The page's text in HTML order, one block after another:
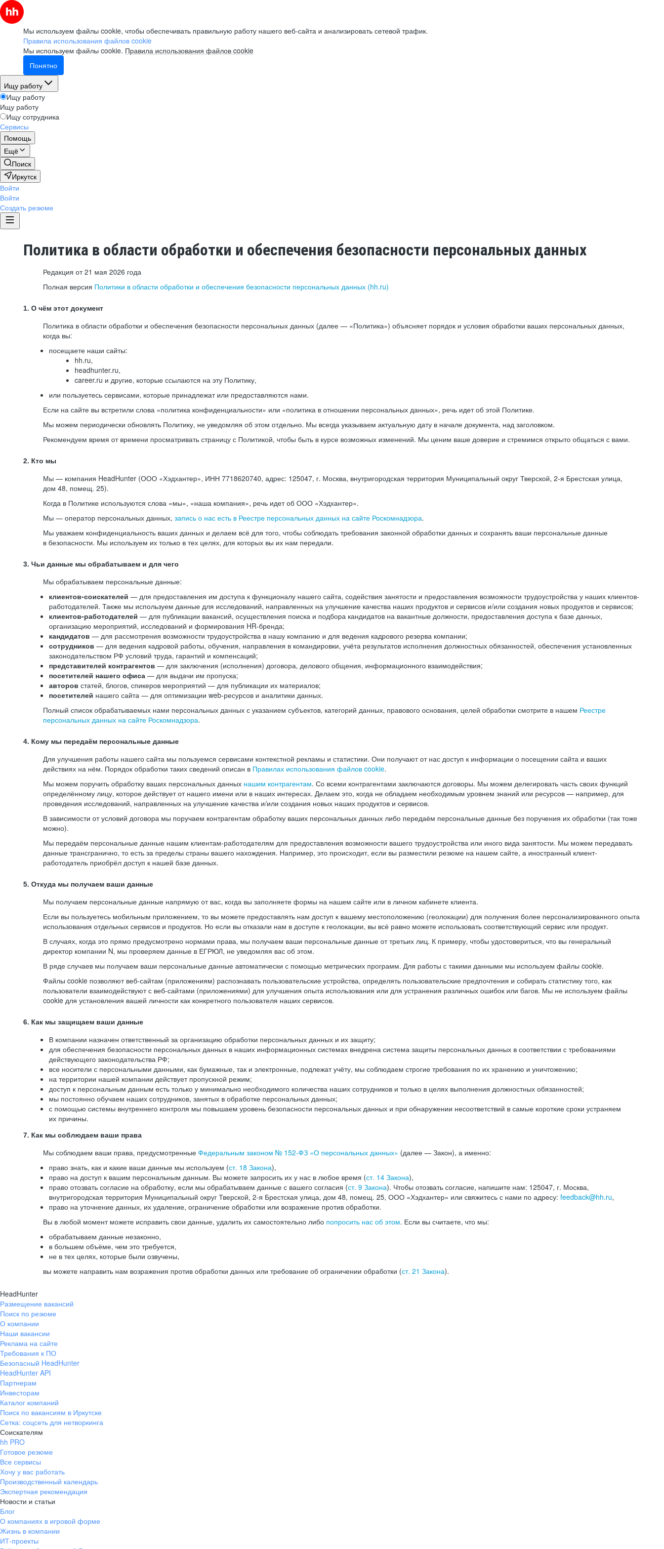
Мы используем файлы cookie, чтобы обеспечивать правильную работу нашего веб-сайта и анализировать сетевой трафик.
Правила использования файлов cookie
Мы используем файлы cookie. Правила использования файлов cookie
Понятно
Ищу работу
Ищу работу
Ищу работу
Ищу сотрудника
Сервисы
Помощь
Ещё
Поиск
Иркутск
Войти
Войти
Создать резюме
Политика в области обработки и обеспечения безопасности персональных данных
Редакция от 21 мая 2026 года
Полная версия Политики в области обработки и обеспечения безопасности персональных данных (hh.ru)
1. О чём этот документ
Политика в области обработки и обеспечения безопасности персональных данных (далее — «Политика») объясняет порядок и условия обработки ваших персональных данных,
когда вы:
посещаете наши сайты:
hh.ru,
headhunter.ru,
career.ru и другие, которые ссылаются на эту Политику,
или пользуетесь сервисами, которые принадлежат или предоставляются нами.
Если на сайте вы встретили слова «политика конфиденциальности» или «политика в отношении персональных данных», речь идет об этой Политике.
Мы можем периодически обновлять Политику, не уведомляя об этом отдельно. Мы всегда указываем актуальную дату в начале документа, над заголовком.
Рекомендуем время от времени просматривать страницу с Политикой, чтобы быть в курсе возможных изменений. Мы ценим ваше доверие и стремимся открыто общаться с вами.
2. Кто мы
Мы — компания HeadHunter (ООО «Хэдхантер», ИНН 7718620740, адрес: 125047, г. Москва, внутригородская территория Муниципальный округ Тверской, 2-я Брестская улица,
дом 48, помещ. 25).
Когда в Политике используются слова «мы», «наша компания», речь идет об ООО «Хэдхантер».
Мы — оператор персональных данных, запись о нас есть в Реестре персональных данных на сайте Роскомнадзора.
Мы уважаем конфиденциальность ваших данных и делаем всё для того, чтобы соблюдать требования законной обработки данных и сохранять ваши персональные данные
в безопасности. Мы используем их только в тех целях, для которых вы их нам передали.
3. Чьи данные мы обрабатываем и для чего
Мы обрабатываем персональные данные:
клиентов-соискателей — для предоставления им доступа к функционалу нашего сайта, содействия занятости и предоставления возможности трудоустройства у наших клиентов-
работодателей. Также мы используем данные для исследований, направленных на улучшение качества наших продуктов и сервисов и/или создания новых продуктов и сервисов;
клиентов-работодателей — для публикации вакансий, осуществления поиска и подбора кандидатов на вакантные должности, предоставления доступа к базе данных,
организацию мероприятий, исследований и формирования HR-бренда;
кандидатов — для рассмотрения возможности трудоустройства в нашу компанию и для ведения кадрового резерва компании;
сотрудников — для ведения кадровой работы, обучения, направления в командировки, учёта результатов исполнения должностных обязанностей, обеспечения установленных
законодательством РФ условий труда, гарантий и компенсаций;
представителей контрагентов — для заключения (исполнения) договора, делового общения, информационного взаимодействия;
посетителей нашего офиса — для выдачи им пропуска;
авторов статей, блогов, спикеров мероприятий — для публикации их материалов;
посетителей нашего сайта — для оптимизации web-ресурсов и аналитики данных.
Полный список обрабатываемых нами персональных данных с указанием субъектов, категорий данных, правового основания, целей обработки смотрите в нашем Реестре
персональных данных на сайте Роскомнадзора.
4. Кому мы передаём персональные данные
Для улучшения работы нашего сайта мы пользуемся сервисами контекстной рекламы и статистики. Они получают от нас доступ к информации о посещении сайта и ваших
действиях на нём. Порядок обработки таких сведений описан в Правилах использования файлов cookie.
Мы можем поручить обработку ваших персональных данных нашим контрагентам. Со всеми контрагентами заключаются договоры. Мы можем делегировать часть своих функций
определённому лицу, которое действует от нашего имени или в наших интересах. Делаем это, когда не обладаем необходимым уровнем знаний или ресурсов — например, для
проведения исследований, направленных на улучшение качества и/или создания новых наших продуктов и сервисов.
В зависимости от условий договора мы поручаем контрагентам обработку ваших персональных данных либо передаём персональные данные без поручения их обработки (так тоже
можно).
Мы передаём персональные данные нашим клиентам-работодателям для предоставления возможности вашего трудоустройства или иного вида занятости. Мы можем передавать
данные трансгранично, то есть за пределы страны вашего нахождения. Например, это происходит, если вы разместили резюме на нашем сайте, а иностранный клиент-
работодатель приобрёл доступ к нашей базе данных.
5. Откуда мы получаем ваши данные
Мы получаем персональные данные напрямую от вас, когда вы заполняете формы на нашем сайте или в личном кабинете клиента.
Если вы пользуетесь мобильным приложением, то вы можете предоставлять нам доступ к вашему местоположению (геолокации) для получения более персонализированного опыта
использования отдельных сервисов и продуктов. Но если вы отказали нам в доступе к геолокации, вы всё равно можете использовать соответствующий сервис или продукт.
В случаях, когда это прямо предусмотрено нормами права, мы получаем ваши персональные данные от третьих лиц. К примеру, чтобы удостовериться, что вы генеральный
директор компании N, мы проверяем данные в ЕГРЮЛ, не уведомляя вас об этом.
В ряде случаев мы получаем ваши персональные данные автоматически с помощью метрических программ. Для работы с такими данными мы используем файлы cookie.
Файлы cookie позволяют веб-сайтам (приложениям) распознавать пользовательские устройства, определять пользовательские предпочтения и собирать статистику того, как
пользователи взаимодействуют с веб-сайтами (приложениями) для улучшения опыта использования или для устранения различных ошибок или багов. Мы не используем файлы
cookie для установления вашей личности как конкретного пользователя наших сервисов.
6. Как мы защищаем ваши данные
В компании назначен ответственный за организацию обработки персональных данных и их защиту;
для обеспечения безопасности персональных данных в наших информационных системах внедрена система защиты персональных данных в соответствии с требованиями
действующего законодательства РФ;
все носители с персональными данными, как бумажные, так и электронные, подлежат учёту, мы соблюдаем строгие требования по их хранению и уничтожению;
на территории нашей компании действует пропускной режим;
доступ к персональным данным есть только у минимально необходимого количества наших сотрудников и только в целях выполнения должностных обязанностей;
мы постоянно обучаем наших сотрудников, занятых в обработке персональных данных;
с помощью системы внутреннего контроля мы повышаем уровень безопасности персональных данных и при обнаружении несоответствий в самые короткие сроки устраняем
их причины.
7. Как мы соблюдаем ваши права
Мы соблюдаем ваши права, предусмотренные Федеральным законом № 152-ФЗ «О персональных данных» (далее — Закон), а именно:
право знать, как и какие ваши данные мы используем (ст. 18 Закона),
право на доступ к вашим персональным данным. Вы можете запросить их у нас в любое время (ст. 14 Закона),
право отозвать согласие на обработку, если мы обрабатываем данные с вашего согласия (ст. 9 Закона). Чтобы отозвать согласие, напишите нам: 125047, г. Москва,
внутригородская территория Муниципальный округ Тверской, 2-я Брестская улица, дом 48, помещ. 25, ООО «Хэдхантер» или свяжитесь с нами по адресу: feedback@hh.ru,
право на уточнение данных, их удаление, ограничение обработки или возражение против обработки.
Вы в любой момент можете исправить свои данные, удалить их самостоятельно либо попросить нас об этом. Если вы считаете, что мы:
обрабатываем данные незаконно,
в большем объёме, чем это требуется,
не в тех целях, которые были озвучены,
вы можете направить нам возражения против обработки данных или требование об ограничении обработки (ст. 21 Закона).
HeadHunter
Размещение вакансий
Поиск по резюме
О компании
Наши вакансии
Реклама на сайте
Требования к ПО
Безопасный HeadHunter
HeadHunter API
Партнерам
Инвесторам
Каталог компаний
Поиск по вакансиям в Иркутске
Сетка: соцсеть для нетворкинга
Соискателям
hh PRO
Готовое резюме
Все сервисы
Хочу у вас работать
Производственный календарь
Экспертная рекомендация
Новости и статьи
Блог
О компаниях в игровой форме
Жизнь в компании
ИТ-проекты